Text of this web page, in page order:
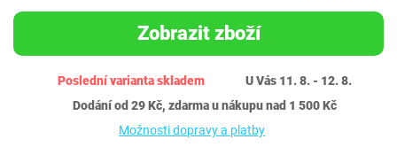
Zobrazit zboží
Poslední varianta skladem
U Vás 11. 8. - 12. 8.
Dodání od 29 Kč, zdarma u nákupu nad 1 500 Kč
Možnosti dopravy a platby